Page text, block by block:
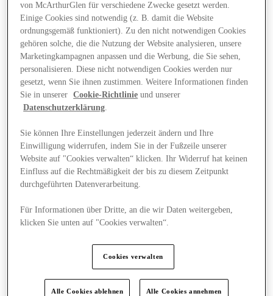
Angebote
von McArthurGlen für verschiedene Zwecke gesetzt werden.
Einige Cookies sind notwendig (z. B. damit die Website
ordnungsgemäß funktioniert). Zu den nicht notwendigen Cookies
gehören solche, die die Nutzung der Website analysieren, unsere
Marketingkampagnen anpassen und die Werbung, die Sie sehen,
personalisieren. Diese nicht notwendigen Cookies werden nur
gesetzt, wenn Sie ihnen zustimmen. Weitere Informationen finden
Sie in unserer
Cookie-Richtlinie und unserer
Datenschutzerklärung.
Sie können Ihre Einstellungen jederzeit ändern und Ihre
Einwilligung widerrufen, indem Sie in der Fußzeile unserer
Website auf "Cookies verwalten“ klicken. Ihr Widerruf hat keinen
Einfluss auf die Rechtmäßigkeit der bis zu diesem Zeitpunkt
durchgeführten Datenverarbeitung.
Für Informationen über Dritte, an die wir Daten weitergeben,
klicken Sie unten auf "Cookies verwalten“.
Cookies verwalten
Alle Cookies ablehnen Alle Cookies annehmen